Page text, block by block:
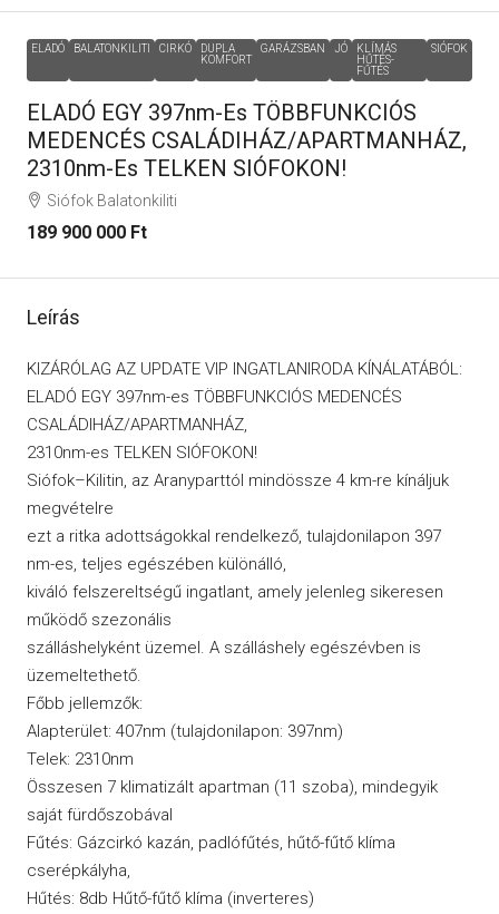
ELADÓ BALATONKILITI CIRKÓ
DUPLA
KOMFORT
GARÁZSBAN JÓ
KLÍMÁS
HŰTÉS-
FŰTÉS
SIÓFOK
ELADÓ EGY 397nm-Es TÖBBFUNKCIÓS
MEDENCÉS CSALÁDIHÁZ/APARTMANHÁZ,
2310nm-Es TELKEN SIÓFOKON!
Siófok Balatonkiliti
189 900 000 Ft
Leírás
KIZÁRÓLAG AZ UPDATE VIP INGATLANIRODA KÍNÁLATÁBÓL:
ELADÓ EGY 397nm-es TÖBBFUNKCIÓS MEDENCÉS
CSALÁDIHÁZ/APARTMANHÁZ,
2310nm-es TELKEN SIÓFOKON!
Siófok–Kilitin, az Aranyparttól mindössze 4 km-re kínáljuk
megvételre
ezt a ritka adottságokkal rendelkező, tulajdonilapon 397
nm-es, teljes egészében különálló,
kiváló felszereltségű ingatlant, amely jelenleg sikeresen
működő szezonális
szálláshelyként üzemel. A szálláshely egészévben is
üzemeltethető.
Főbb jellemzők:
Alapterület: 407nm (tulajdonilapon: 397nm)
Telek: 2310nm
Összesen 7 klimatizált apartman (11 szoba), mindegyik
saját fürdőszobával
Fűtés: Gázcirkó kazán, padlófűtés, hűtő-fűtő klíma
cserépkályha,
Hűtés: 8db Hűtő-fűtő klíma (inverteres)